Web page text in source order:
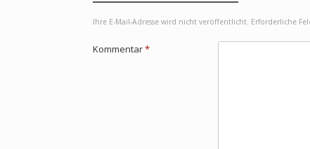
Ihre E-Mail-Adresse wird nicht veröffentlicht. Erforderliche
Kommentar*